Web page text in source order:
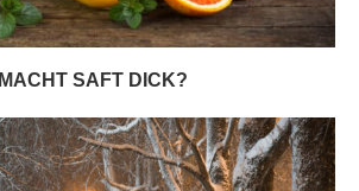
MACHT SAFT DICK?